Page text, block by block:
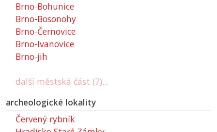
Brno-Bohunice
Brno-Bosonohy
Brno-Černovice
Brno-Ivanovice
Brno-jih
další městská část (7)...
archeologické lokality
Červený rybník